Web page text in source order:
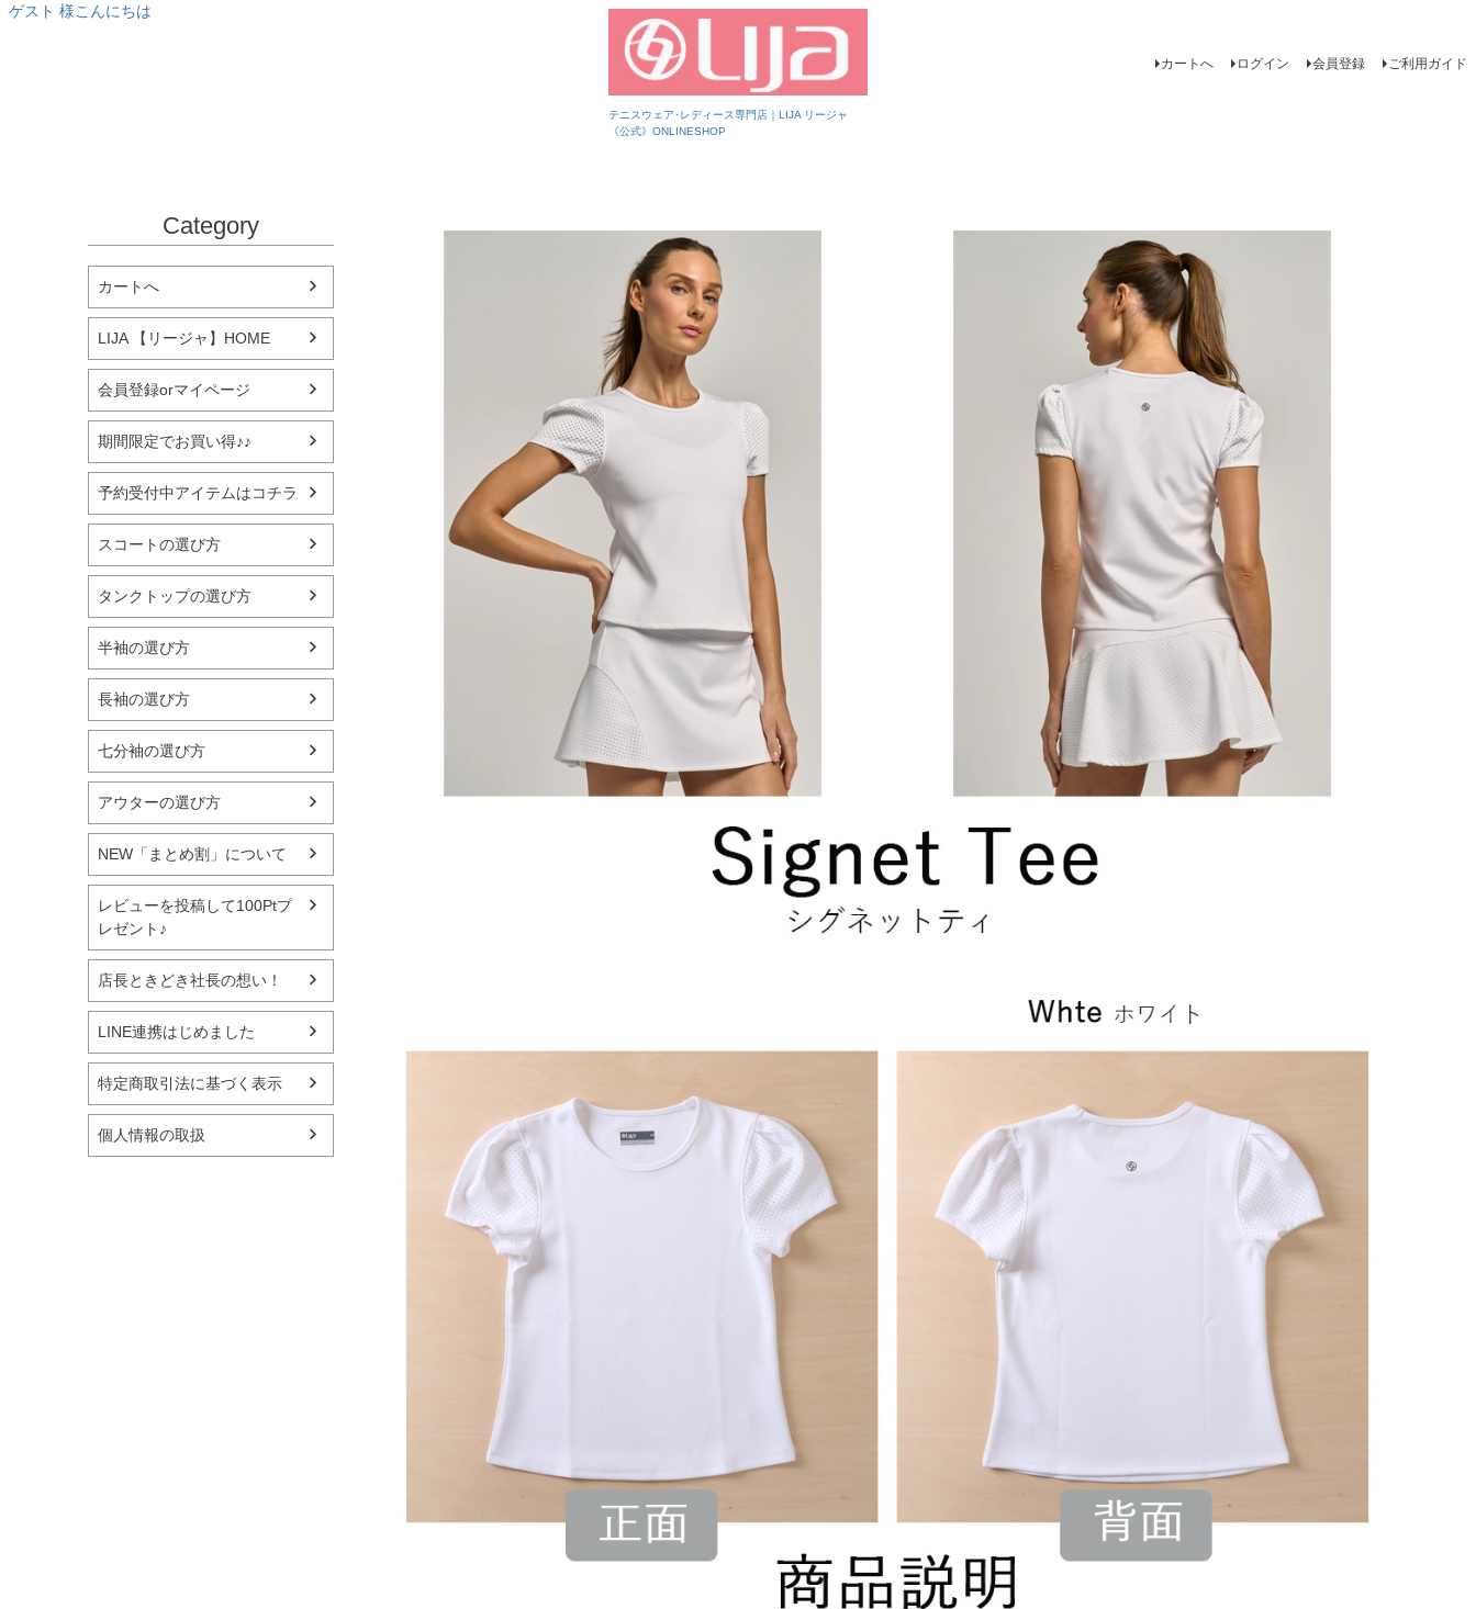
テニスウェア･レディース専門店｜LIJA リージャ
《公式》ONLINESHOP
ゲスト 様こんにちは
カートへ ログイン 会員登録 ご利用ガイド
Category
カートへ
LIJA 【リージャ】HOME
会員登録orマイページ
期間限定でお買い得♪♪
予約受付中アイテムはコチラ
スコートの選び方
タンクトップの選び方
半袖の選び方
長袖の選び方
七分袖の選び方
アウターの選び方
NEW「まとめ割」について
レビューを投稿して100Ptプ
レゼント♪
店長ときどき社長の想い！
LINE連携はじめました
特定商取引法に基づく表示
個人情報の取扱